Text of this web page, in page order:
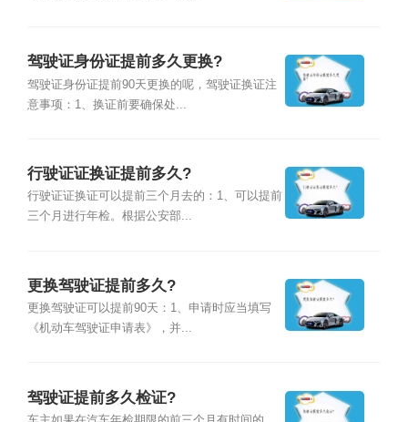
驾驶证身份证提前多久更换?
驾驶证身份证提前90天更换的呢，驾驶证换证注
意事项：1、换证前要确保处...
行驶证证换证提前多久?
行驶证证换证可以提前三个月去的：1、可以提前
三个月进行年检。根据公安部...
更换驾驶证提前多久?
更换驾驶证可以提前90天：1、申请时应当填写
《机动车驾驶证申请表》，并...
驾驶证提前多久检证?